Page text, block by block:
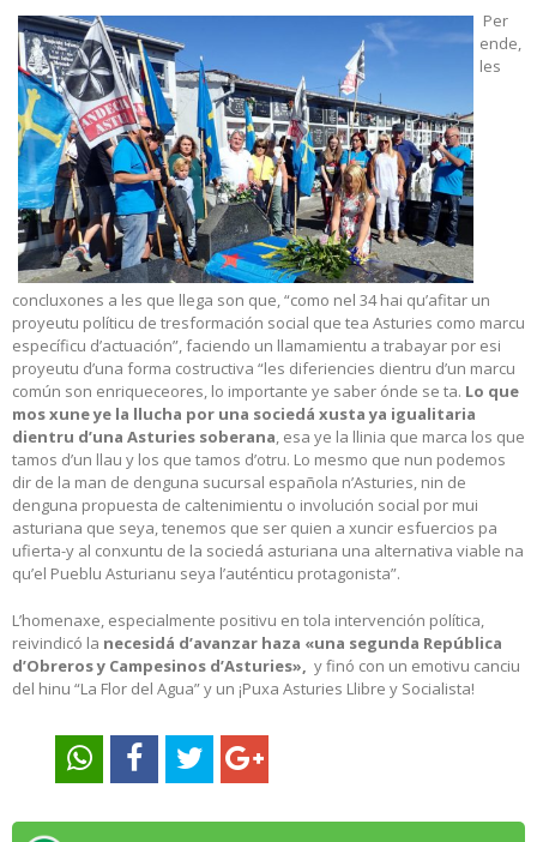
Per
ende,
les
concluxones a les que llega son que, “como nel 34 hai qu’afitar un
proyeutu políticu de tresformación social que tea Asturies como marcu
específicu d’actuación”, faciendo un llamamientu a trabayar por esi
proyeutu d’una forma costructiva “les diferiencies dientru d’un marcu
común son enriqueceores, lo importante ye saber ónde se ta. Lo que
mos xune ye la llucha por una sociedá xusta ya igualitaria
dientru d’una Asturies soberana, esa ye la llinia que marca los que
tamos d’un llau y los que tamos d’otru. Lo mesmo que nun podemos
dir de la man de denguna sucursal española n’Asturies, nin de
denguna propuesta de caltenimientu o involución social por mui
asturiana que seya, tenemos que ser quien a xuncir esfuercios pa
ufierta-y al conxuntu de la sociedá asturiana una alternativa viable na
qu’el Pueblu Asturianu seya l’auténticu protagonista”.
L’homenaxe, especialmente positivu en tola intervención política,
reivindicó la necesidá d’avanzar haza «una segunda República
d’Obreros y Campesinos d’Asturies», y finó con un emotivu canciu
del hinu “La Flor del Agua” y un ¡Puxa Asturies Llibre y Socialista!